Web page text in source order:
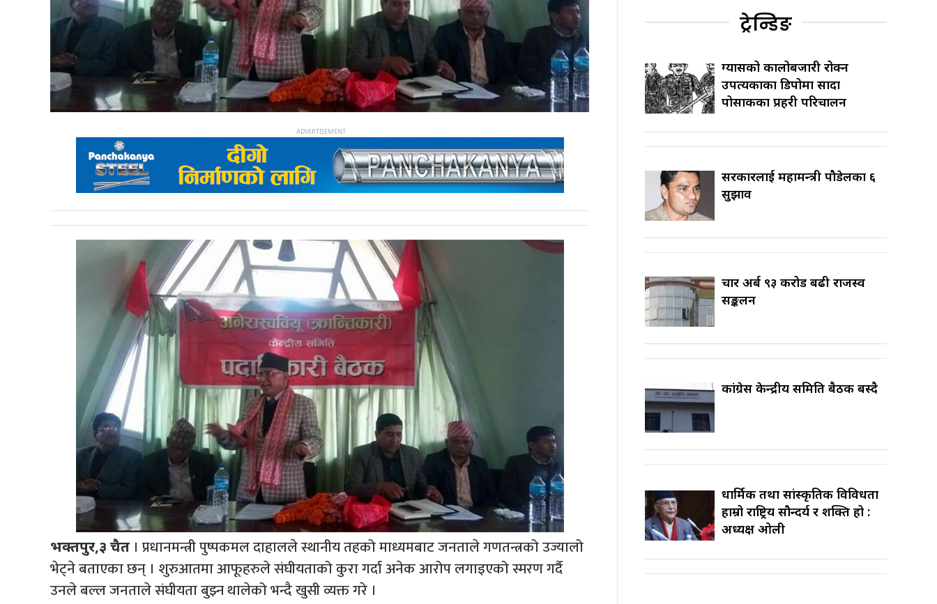
भक्तपुर,३ चैत । प्रधानमन्त्री पुष्पकमल दाहालले स्थानीय तहको माध्यमबाट जनताले गणतन्त्रको उज्यालो
भेट्ने बताएका छन् । शुरुआतमा आफूहरुले संघीयताको कुरा गर्दा अनेक आरोप लगाइएको स्मरण गर्दै
उनले बल्ल जनताले संघीयता बुझ्न थालेको भन्दै खुसी व्यक्त गरे ।
ट्रेन्डिङ
ग्यासको कालोबजारी रोक्न
उपत्यकाका डिपोमा सादा
पोसाकका प्रहरी परिचालन
सरकारलाई महामन्त्री पौडेलका ६
सुझाव
चार अर्ब ९३ करोड बढी राजस्व
सङ्कलन
कांग्रेस केन्द्रीय समिति बैठक बस्दै
धार्मिक तथा सांस्कृतिक विविधता
हाम्रो राष्ट्रिय सौन्दर्य र शक्ति हो :
अध्यक्ष ओली